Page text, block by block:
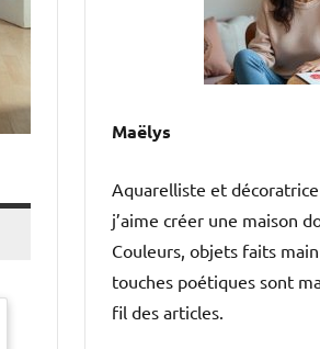
Maëlys
Aquarelliste et
j’aime créer une maison
Couleurs, objets faits
touches poétiques sont
fil des articles.